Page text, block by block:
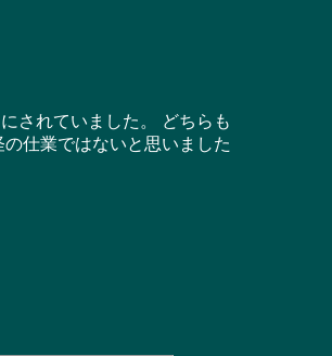
されていました。 どちらも
仕業ではないと思いました